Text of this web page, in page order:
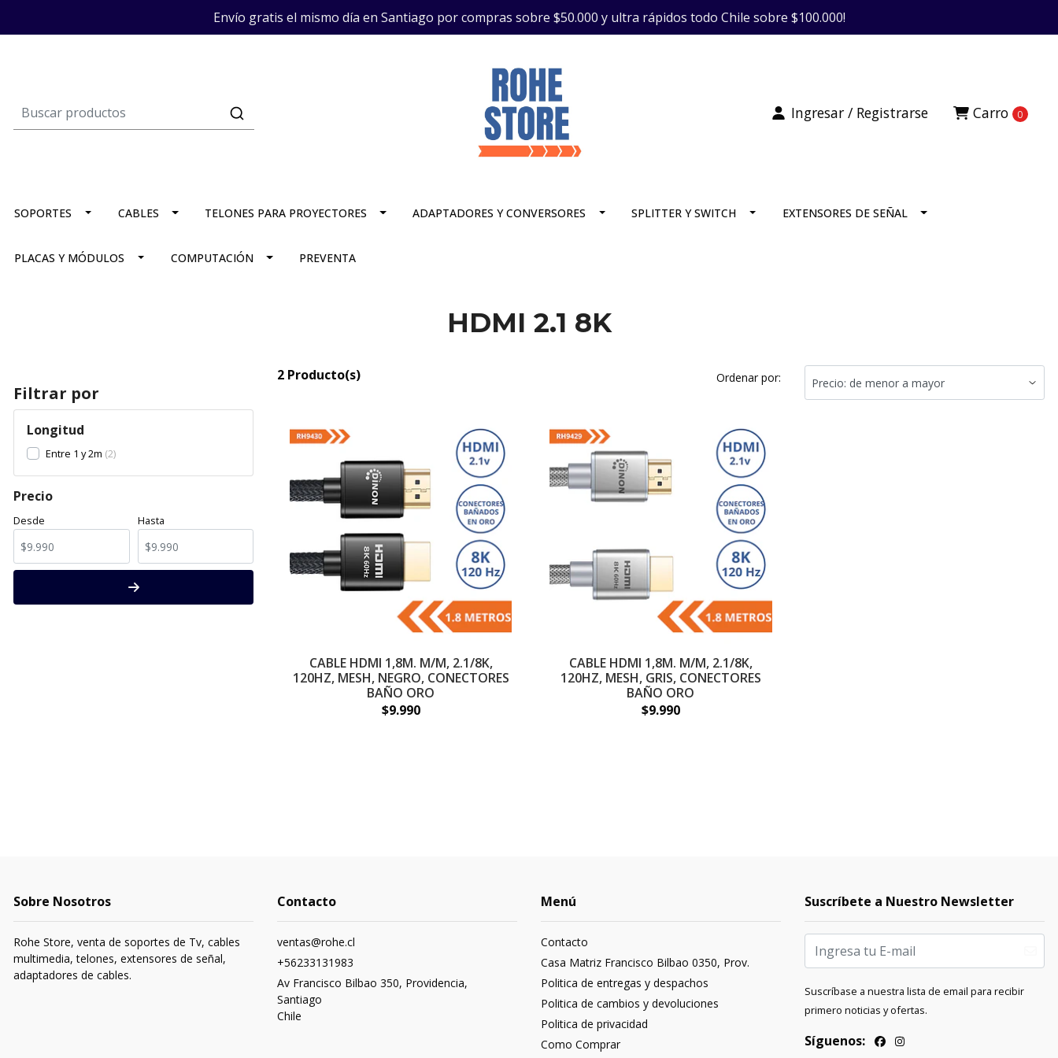
Envío gratis el mismo día en Santiago por compras sobre $50.000 y ultra rápidos todo Chile sobre $100.000!
Carro 0
Ingresar / Registrarse
SOPORTES CABLES TELONES PARA PROYECTORES ADAPTADORES Y CONVERSORES SPLITTER Y SWITCH EXTENSORES DE SEÑAL
PLACAS Y MÓDULOS COMPUTACIÓN PREVENTA
HDMI 2.1 8K
Filtrar por
Longitud
Entre 1 y 2m 2
Precio
Desde Hasta
2 Producto(s) Ordenar por:
CABLE HDMI 1,8M. M/M, 2.1/8K,
120HZ, MESH, NEGRO, CONECTORES
BAÑO ORO
$9.990
CABLE HDMI 1,8M. M/M, 2.1/8K,
120HZ, MESH, GRIS, CONECTORES
BAÑO ORO
$9.990
Sobre Nosotros
Rohe Store, venta de soportes de Tv, cables
multimedia, telones, extensores de señal,
adaptadores de cables.
Contacto
ventas@rohe.cl
+56233131983
Av Francisco Bilbao 350, Providencia,
Santiago
Chile
Menú
Contacto
Casa Matriz Francisco Bilbao 0350, Prov.
Politica de entregas y despachos
Politica de cambios y devoluciones
Politica de privacidad
Como Comprar
Suscríbete a Nuestro Newsletter
Suscríbase a nuestra lista de email para recibir
primero noticias y ofertas.
Síguenos: